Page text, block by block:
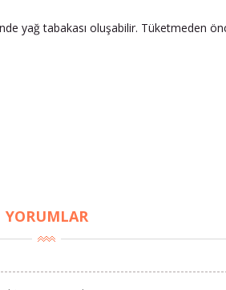
yağ tabakası oluşabilir. Tüketmeden
YORUMLAR